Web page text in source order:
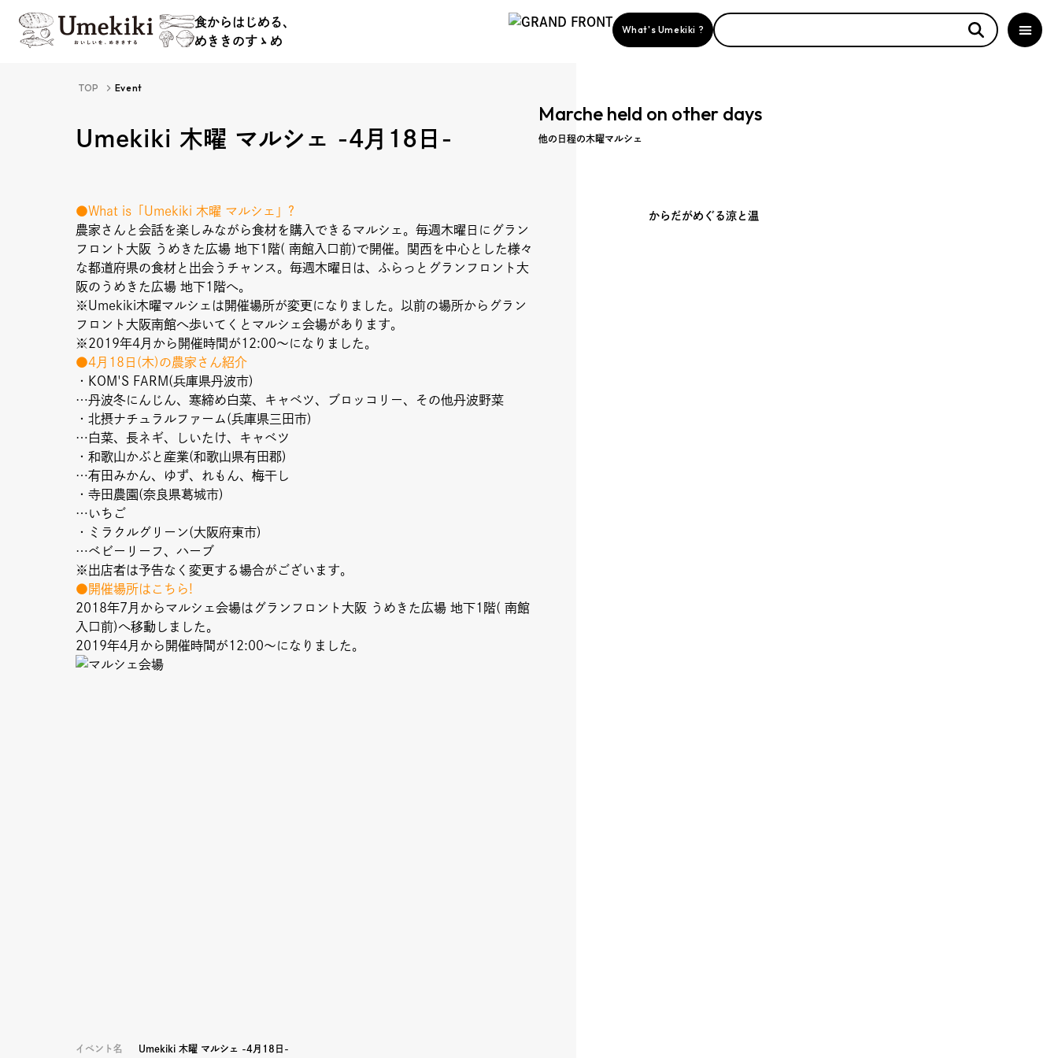
食からはじめる、
めききのすゝめ
What's Umekiki ?
About
History
Food Study
Column
Paper
Event
Umekiki木曜マルシェ
Copyright (C) GRAND FRONT OSAKA. All Rights Reserved
TOP Event
Umekiki 木曜 マルシェ -4月18日-
●What is「Umekiki 木曜 マルシェ」?
農家さんと会話を楽しみながら食材を購入できるマルシェ。毎週木曜日にグラン
フロント大阪 うめきた広場 地下1階( 南館入口前)で開催。関西を中心とした様々
な都道府県の食材と出会うチャンス。毎週木曜日は、ふらっとグランフロント大
阪のうめきた広場 地下1階へ。
※Umekiki木曜マルシェは開催場所が変更になりました。以前の場所からグラン
フロント大阪南館へ歩いてくとマルシェ会場があります。
※2019年4月から開催時間が12:00〜になりました。
●4月18日(木)の農家さん紹介
・KOM'S FARM(兵庫県丹波市)
…丹波冬にんじん、寒締め白菜、キャベツ、ブロッコリー、その他丹波野菜
・北摂ナチュラルファーム(兵庫県三田市)
…白菜、長ネギ、しいたけ、キャベツ
・和歌山かぶと産業(和歌山県有田郡)
…有田みかん、ゆず、れもん、梅干し
・寺田農園(奈良県葛城市)
…いちご
・ミラクルグリーン(大阪府東市)
…ベビーリーフ、ハーブ
※出店者は予告なく変更する場合がございます。
●開催場所はこちら!
2018年7月からマルシェ会場はグランフロント大阪 うめきた広場 地下1階( 南館
入口前)へ移動しました。
2019年4月から開催時間が12:00〜になりました。
イベント名 Umekiki 木曜 マルシェ -4月18日-
Marche held on other days
他の日程の木曜マルシェ
からだがめぐる涼と温